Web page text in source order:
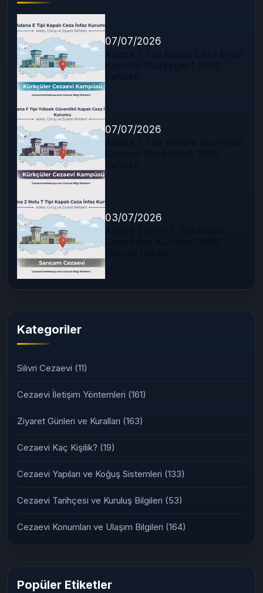
07/07/2026
07/07/2026
03/07/2026
Kategoriler
Silivri Cezaevi (11)
Cezaevi İletişim Yöntemleri (161)
Ziyaret Günleri ve Kuralları (163)
Cezaevi Kaç Kişilik? (19)
Cezaevi Yapıları ve Koğuş Sistemleri (133)
Cezaevi Tarihçesi ve Kuruluş Bilgileri (53)
Cezaevi Konumları ve Ulaşım Bilgileri (164)
Popüler Etiketler